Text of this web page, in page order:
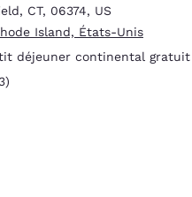
, CT, 06374, US
Island, États-Unis
déjeuner continental gratuit
offert
Buono. 573 recensioni